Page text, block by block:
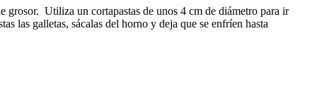
grosor. Utiliza un cortapastas de unos 4 cm de diámetro para ir
las galletas, sácalas del horno y deja que se enfríen hasta